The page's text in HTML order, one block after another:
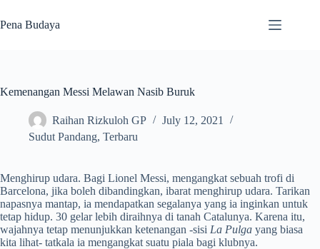
to
content
Pena Budaya
Kemenangan Messi Melawan Nasib Buruk
Raihan Rizkuloh GP
July 12, 2021
Sudut Pandang, Terbaru
Menghirup udara. Bagi Lionel Messi, mengangkat sebuah trofi di
Barcelona, jika boleh dibandingkan, ibarat menghirup udara. Tarikan
napasnya mantap, ia mendapatkan segalanya yang ia inginkan untuk
tetap hidup. 30 gelar lebih diraihnya di tanah Catalunya. Karena itu,
wajahnya tetap menunjukkan ketenangan -sisi La Pulga yang biasa
kita lihat- tatkala ia mengangkat suatu piala bagi klubnya.